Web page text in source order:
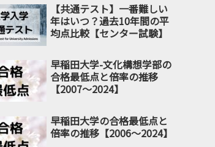
【共通テスト】一番難しい
年はいつ？過去10年間の平
均点比較【センター試験】
早稲田大学-文化構想学部の
合格最低点と倍率の推移
【2007～2024】
早稲田大学の合格最低点と
倍率の推移【2006～2024】